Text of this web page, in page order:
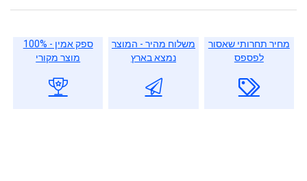
מחיר תחרותי שאסור
לפספס
משלוח מהיר - המוצר
נמצא בארץ
ספק אמין - 100%
מוצר מקורי